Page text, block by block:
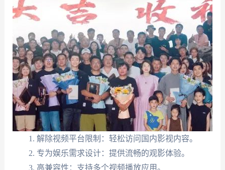
解除视频平台限制：轻松访问国内影视内容。
专为娱乐需求设计：提供流畅的观影体验。
高兼容性：支持多个视频播放应用。